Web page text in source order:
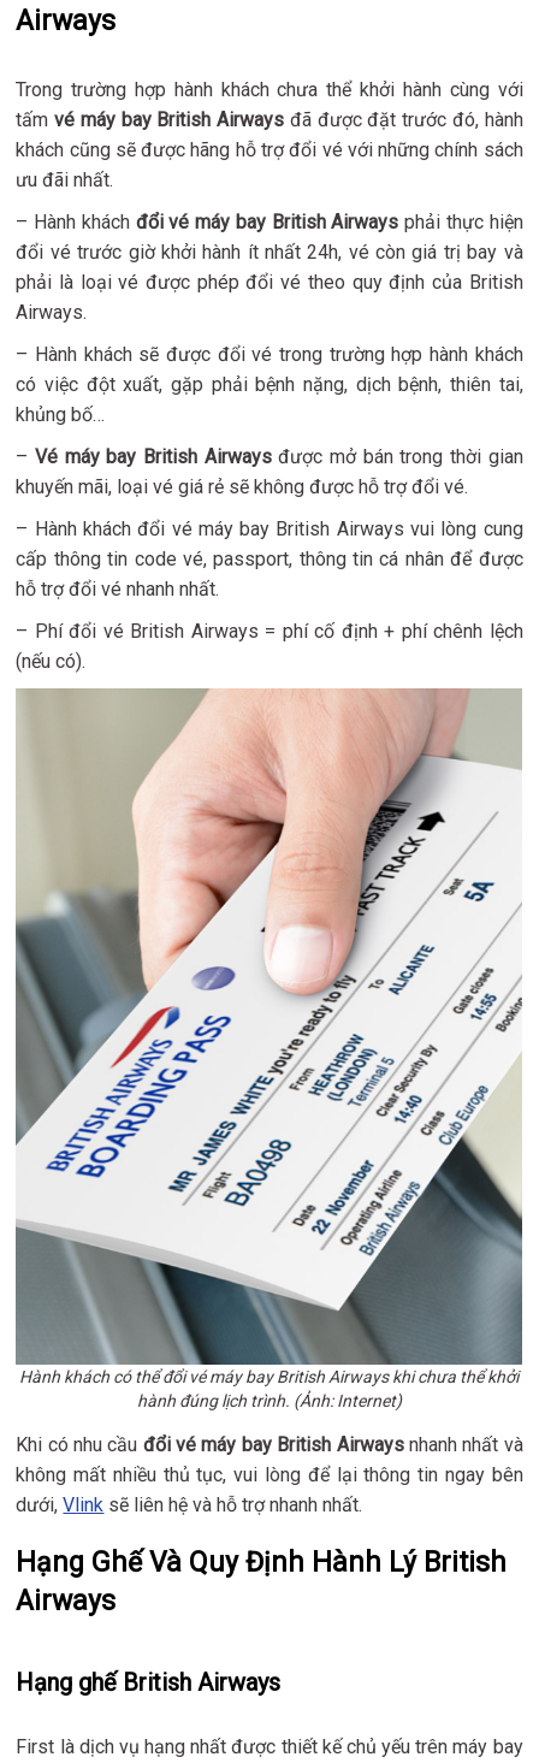
Airways
Trong trường hợp hành khách chưa thể khởi hành cùng với
tấmvé máy bay British Airways đã được đặt trước đó, hành
khách cũng sẽ được hãng hỗ trợ đổi vé với những chính sách
ưu đãi nhất.
– Hành khách đổi vé máy bay British Airwaysphải thực hiện
đổi vé trước giờ khởi hành ít nhất 24h, vé còn giá trị bay và
phải là loại vé được phép đổi vé theo quy định của British
Airways.
– Hành khách sẽ được đổi vé trong trường hợp hành khách
có việc đột xuất, gặp phải bệnh nặng, dịch bệnh, thiên tai,
khủng bố…
–Vé máy bay British Airwaysđược mở bán trong thời gian
khuyến mãi, loại vé giá rẻ sẽ không được hỗ trợ đổi vé.
– Hành khách đổi vé máy bay British Airways vui lòng cung
cấp thông tin code vé, passport, thông tin cá nhân để được
hỗ trợ đổi vé nhanh nhất.
– Phí đổi vé British Airways = phí cố định + phí chênh lệch
(nếu có).
Hành khách có thể đổi vé máy bay British Airways khi chưa thể khởi
hành đúng lịch trình. (Ảnh: Internet)
Khi có nhu cầu đổi vé máy bay British Airwaysnhanh nhất và
không mất nhiều thủ tục, vui lòng để lại thông tin ngay bên
dưới,Vlink sẽ liên hệ và hỗ trợ nhanh nhất.
Hạng Ghế Và Quy Định Hành Lý British
Airways
Hạng ghế British Airways
First là dịch vụ hạng nhất được thiết kế chủ yếu trên máy bay